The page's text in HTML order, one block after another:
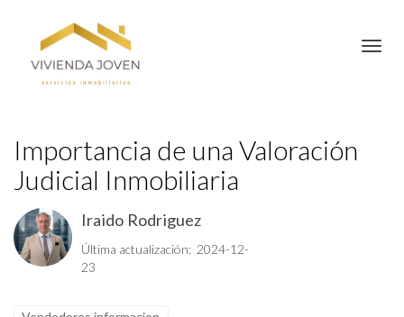
Importancia de una Valoración
Judicial Inmobiliaria
Iraido Rodriguez
Última actualización: 2024-12-
23